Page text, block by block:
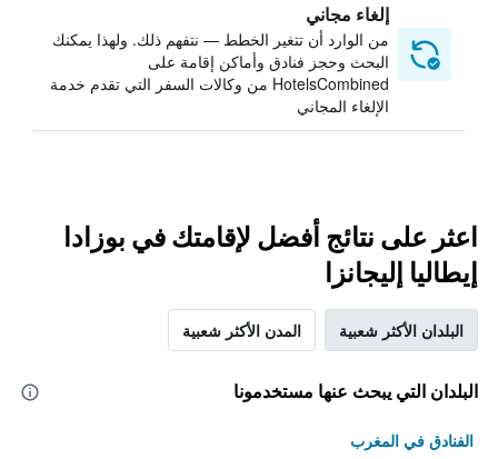
إلغاء مجاني
من الوارد أن تتغير الخطط — نتفهم ذلك. ولهذا يمكنك
البحث وحجز فنادق وأماكن إقامة على
HotelsCombined من وكالات السفر التي تقدم خدمة
الإلغاء المجاني
اعثر على نتائج أفضل لإقامتك في بوزادا
إيطاليا إليجانزا
البلدان الأكثر شعبية المدن الأكثر شعبية
البلدان التي يبحث عنها مستخدمونا
الفنادق في المغرب